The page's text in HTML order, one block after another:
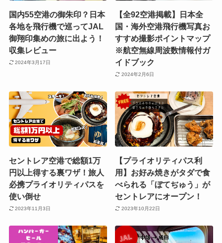
国内55空港の御朱印？日本
各地を飛行機で巡ってJAL
御翔印集めの旅に出よう！
収集レビュー
2024年3月17日
【全92空港掲載】日本全
国・海外空港飛行機写真お
すすめ撮影ポイントマップ
※航空無線周波数情報付ガ
イドブック
2024年2月6日
セントレア空港で総額1万
円以上得する裏ワザ！旅人
必携プライオリティパスを
使い倒せ
2023年11月3日
【プライオリティパス利
用】お好み焼きがタダで食
べられる「ぼてぢゅう」が
セントレアにオープン！
2023年10月22日